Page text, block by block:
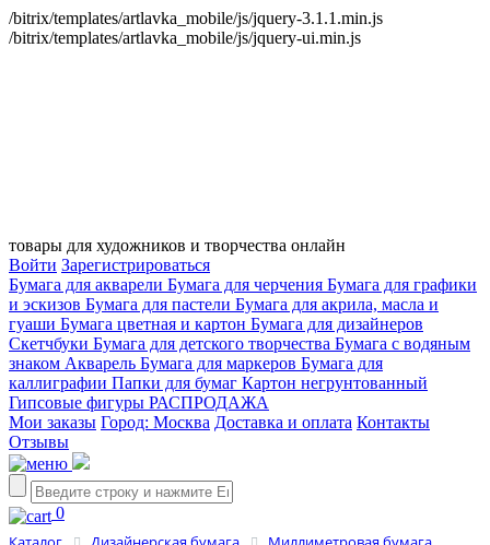
/bitrix/templates/artlavka_mobile/js/jquery-3.1.1.min.js
/bitrix/templates/artlavka_mobile/js/jquery-ui.min.js
товары для художников и творчества онлайн
Войти Зарегистрироваться
Бумага для акварели Бумага для черчения Бумага для графики
и эскизов Бумага для пастели Бумага для акрила, масла и
гуаши Бумага цветная и картон Бумага для дизайнеров
Скетчбуки Бумага для детского творчества Бумага с водяным
знаком Акварель Бумага для маркеров Бумага для
каллиграфии Папки для бумаг Картон негрунтованный
Гипсовые фигуры РАСПРОДАЖА
Мои заказы Город: Москва Доставка и оплата Контакты
Отзывы
0